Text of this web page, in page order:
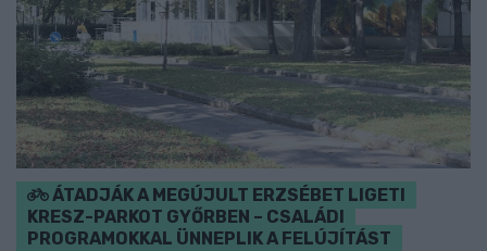
ÁTADJÁK A MEGÚJULT ERZSÉBET LIGETI
KRESZ-PARKOT GYŐRBEN – CSALÁDI
PROGRAMOKKAL ÜNNEPLIK A FELÚJÍTÁST